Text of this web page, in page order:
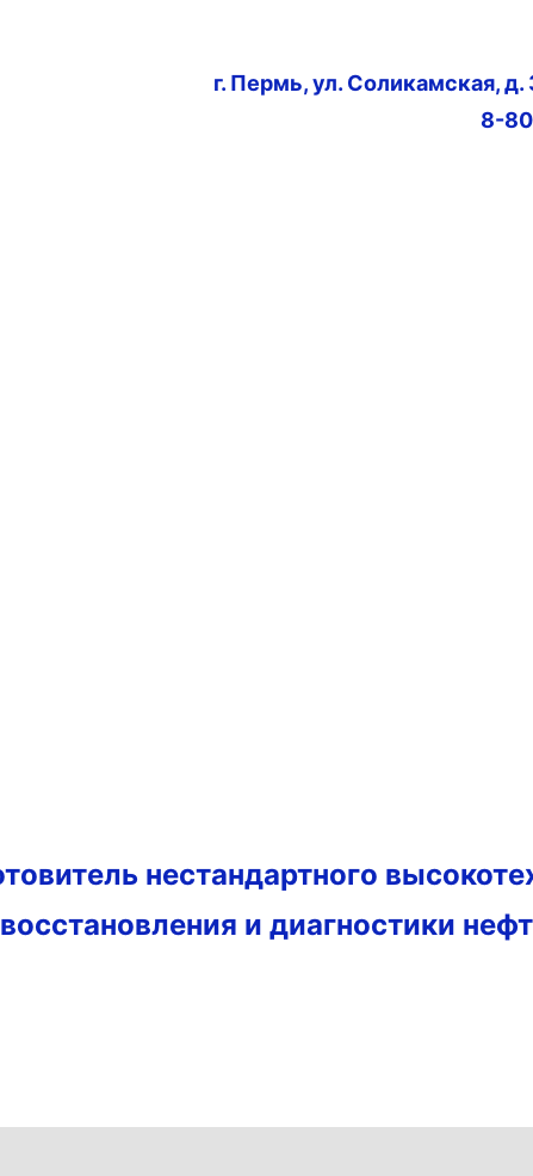
г. Пермь, ул. Соликамская, д.
8-
нестандартного
и диагностики